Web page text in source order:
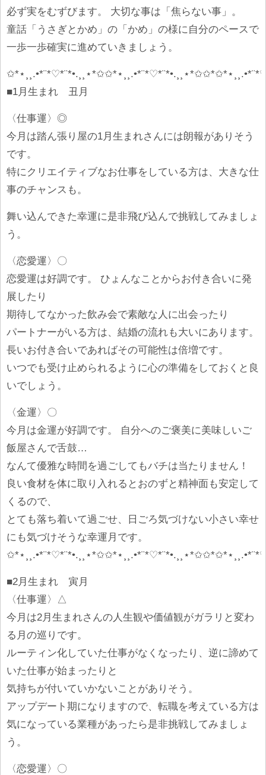
必ず実をむずびます。 大切な事は「焦らない事」。
童話「うさぎとかめ」の「かめ」の様に自分のペースで
一歩一歩確実に進めていきましょう。
■1月生まれ 丑月
〈仕事運〉◎
今月は踏ん張り屋の1月生まれさんには朗報がありそう
です。
特にクリエイティブなお仕事をしている方は、大きな仕
事のチャンスも。
舞い込んできた幸運に是非飛び込んで挑戦してみましょ
う。
〈恋愛運〉〇
恋愛運は好調です。 ひょんなことからお付き合いに発
展したり
期待してなかった飲み会で素敵な人に出会ったり
パートナーがいる方は、結婚の流れも大いにあります。
長いお付き合いであればその可能性は倍増です。
いつでも受け止められるように心の準備をしておくと良
いでしょう。
〈金運〉〇
今月は金運が好調です。 自分へのご褒美に美味しいご
飯屋さんで舌鼓…
なんて優雅な時間を過ごしてもバチは当たりません！
良い食材を体に取り入れるとおのずと精神面も安定して
くるので、
とても落ち着いて過ごせ、日ごろ気づけない小さい幸せ
にも気づけそうな幸運月です。
■2月生まれ 寅月
〈仕事運〉△
今月は2月生まれさんの人生観や価値観がガラリと変わ
る月の巡りです。
ルーティン化していた仕事がなくなったり、逆に諦めて
いた仕事が始まったりと
気持ちが付いていかないことがありそう。
アップデート期になりますので、転職を考えている方は
気になっている業種があったら是非挑戦してみましょ
う。
〈恋愛運〉〇